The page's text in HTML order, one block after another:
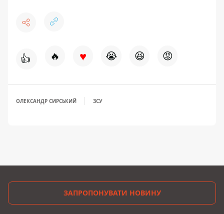
👍 🔥 ♥ 😭 😆 😡
ОЛЕКСАНДР СИРСЬКИЙ ЗСУ
ЗАПРОПОНУВАТИ НОВИНУ